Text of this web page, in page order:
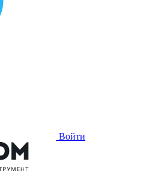
Войти